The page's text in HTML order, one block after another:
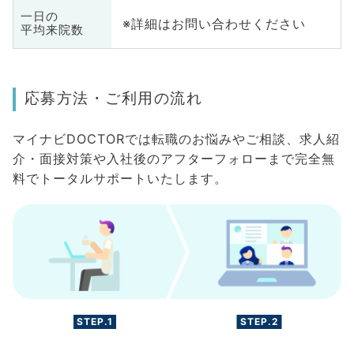
一日の
平均来院数
※詳細はお問い合わせください
応募方法・ご利用の流れ
マイナビDOCTORでは転職のお悩みやご相談、求人紹
介・面接対策や入社後のアフターフォローまで完全無
料でトータルサポートいたします。
STEP.1 STEP.2